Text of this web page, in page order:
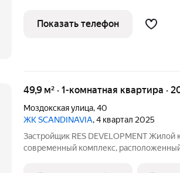
планировок квартир до отделки дома.
Строительство комплекса
Показать телефон
49,9 м² · 1-комнатная квартира ·
Моздокская улица,40
ЖК SCANDINAVIA, 4 квартал 2025
Застройщик RES DEVELOPMENT Жилой
современный комплекс,